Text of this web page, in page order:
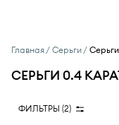
Главная Серьги
СЕРЬГИ 0.4
ФИЛЬТРЫ (2)